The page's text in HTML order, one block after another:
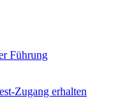
Führung
Zugang erhalten